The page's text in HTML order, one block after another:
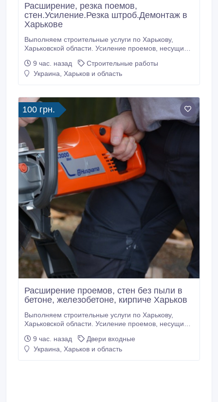
Расширение, резка поемов,
стен.Усиление.Резка штроб.Демонтаж в
Харькове
Выполняем строительные услуги по Харькову,
Харьковской области. Усиление проемов, несущих
перекрытия. Сварочно монтажные работы. Закупка,
доставка металла для усиления проемов.
стен без пыли.
9 час. назад
Строительные работы
Украина, Харьков и область
100 грн.
Расширение проемов, стен без пыли в
бетоне, железобетоне, кирпиче Харьков
Выполняем строительные услуги по Харькову,
Харьковской области. Усиление проемов, несущих
перекрытия. Сварочно монтажные работы. Закупка,
доставка металла для усиления проемов.
9 час. назад
Двери входные
Украина, Харьков и область